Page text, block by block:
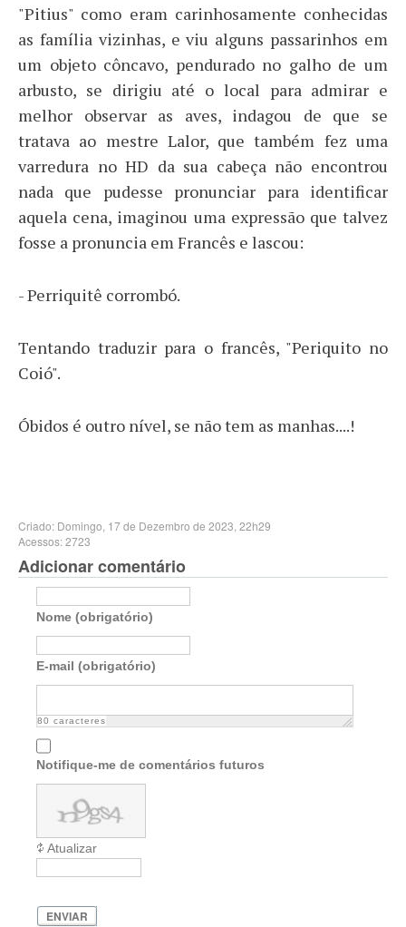
"Pitius" como eram carinhosamente conhecidas
as família vizinhas, e viu alguns passarinhos em
um objeto côncavo, pendurado no galho de um
arbusto, se dirigiu até o local para admirar e
melhor observar as aves, indagou de que se
tratava ao mestre Lalor, que também fez uma
varredura no HD da sua cabeça não encontrou
nada que pudesse pronunciar para identificar
aquela cena, imaginou uma expressão que talvez
fosse a pronuncia em Francês e lascou:
- Perriquitê corrombó.
Tentando traduzir para o francês, "Periquito no
Coió".
Óbidos é outro nível, se não tem as manhas....!
Criado: Domingo, 17 de Dezembro de 2023, 22h29
Acessos: 2723
Adicionar comentário
Nome (obrigatório)
E-mail (obrigatório)
80 caracteres
Notifique-me de comentários futuros
Atualizar
ENVIAR